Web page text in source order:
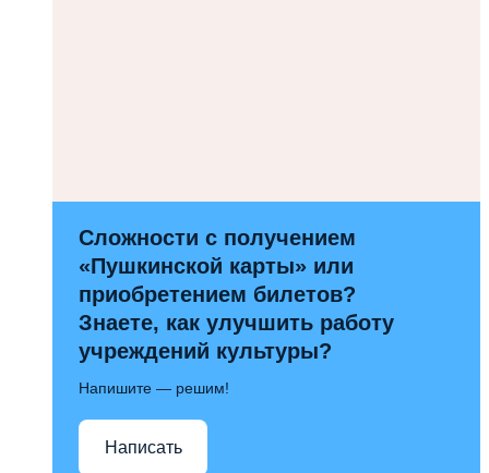
Сложности с получением
«Пушкинской карты» или
приобретением билетов?
Знаете, как улучшить работу
учреждений культуры?
Напишите — решим!
Написать